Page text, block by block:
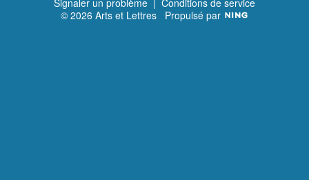
© 2026 Arts et Lettres Propulsé par